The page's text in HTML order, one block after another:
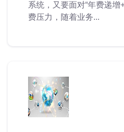
系统，又要面对“年费递增
费压力，随着业务...